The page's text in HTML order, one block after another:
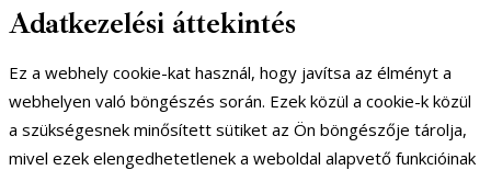
Adatkezelési áttekintés
Ez a webhely cookie-kat használ, hogy javítsa az élményt a
webhelyen való böngészés során. Ezek közül a cookie-k közül
a szükségesnek minősített sütiket az Ön böngészője tárolja,
mivel ezek elengedhetetlenek a weboldal alapvető funkcióinak